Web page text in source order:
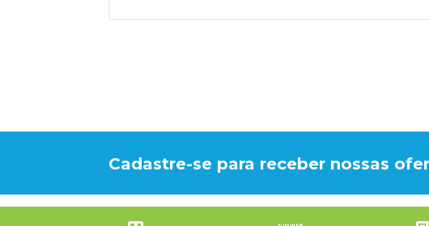
Cadastre-se para receber nossas